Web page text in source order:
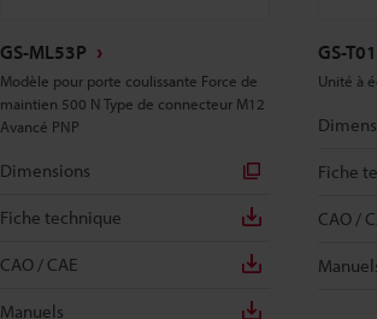
GS-ML53P
Modèle pour porte coulissante Force de
maintien 500 N Type de connecteur M12
Avancé PNP
Dimensions
Fiche technique
CAO / CAE
Manuels
GS-T01
Unité à
Fiche
CAO /